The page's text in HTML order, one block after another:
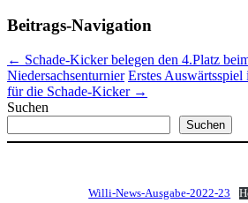
Beitrags-Navigation
← Schade-Kicker belegen den 4.Platz
Niedersachsenturnier Erstes
für die Schade-Kicker →
Suchen
Suchen
Willi-News-Ausgabe-2022-23